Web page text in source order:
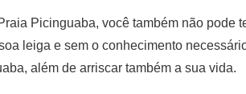
Picinguaba, você também não pode
leiga e sem o conhecimento
além de arriscar também a sua vida.